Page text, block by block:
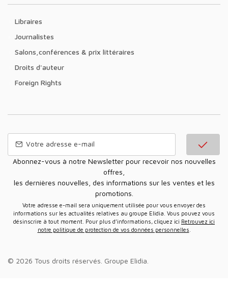
Libraires
Journalistes
Salons,conférences & prix littéraires
Droits d'auteur
Foreign Rights
Abonnez-vous à notre Newsletter pour recevoir nos nouvelles
offres,
les dernières nouvelles, des informations sur les ventes et les
promotions.
Votre adresse e-mail sera uniquement utilisée pour vous envoyer des
informations sur les actualités relatives au groupe Elidia. Vous pouvez vous
désinscrire à tout moment. Pour plus d’informations, cliquez ici Retrouvez ici
notre politique de protection de vos données personnelles
© 2026 Tous droits réservés. Groupe Elidia